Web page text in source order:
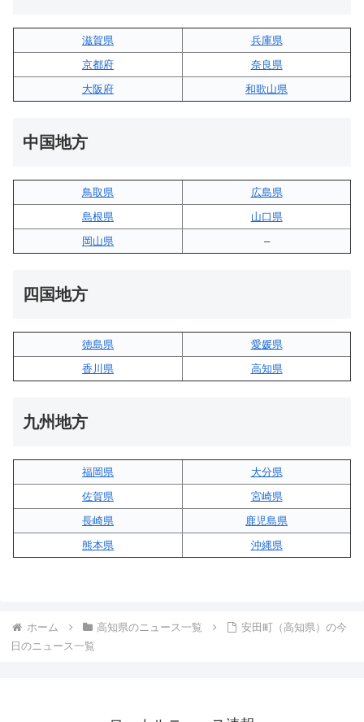
滋賀県
兵庫県
京都府
奈良県
大阪府
和歌山県
中国地方
鳥取県
広島県
島根県
山口県
岡山県
–
四国地方
徳島県
愛媛県
香川県
高知県
九州地方
福岡県
大分県
佐賀県
宮崎県
長崎県
鹿児島県
熊本県
沖縄県
ホーム 高知県のニュース一覧
安田町（高知県）の今
日のニュース一覧